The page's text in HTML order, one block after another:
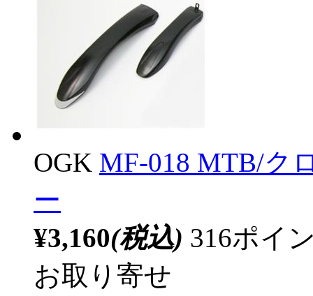
OGK MF-018 MTB/ク
ー
¥3,160(税込) 316ポイ
お取り寄せ